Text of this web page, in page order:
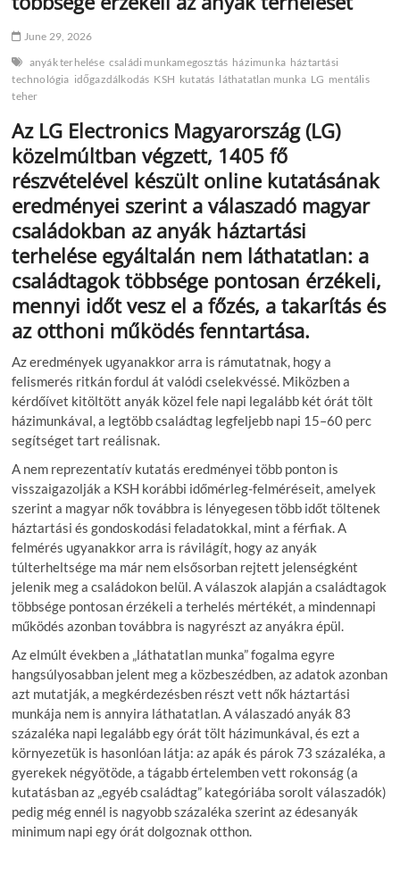
June 29, 2026
anyák terhelése családi munkamegosztás házimunka háztartási
technológia időgazdálkodás KSH kutatás láthatatlan munka LG mentális
teher
Az LG Electronics Magyarország (LG)
közelmúltban végzett, 1405 fő
részvételével készült online kutatásának
eredményei szerint a válaszadó magyar
családokban az anyák háztartási
terhelése egyáltalán nem láthatatlan: a
családtagok többsége pontosan érzékeli,
mennyi időt vesz el a főzés, a takarítás és
az otthoni működés fenntartása.
Az eredmények ugyanakkor arra is rámutatnak, hogy a
felismerés ritkán fordul át valódi cselekvéssé. Miközben a
kérdőívet kitöltött anyák közel fele napi legalább két órát tölt
házimunkával, a legtöbb családtag legfeljebb napi 15–60 perc
segítséget tart reálisnak.
A nem reprezentatív kutatás eredményei több ponton is
visszaigazolják a KSH korábbi időmérleg-felméréseit, amelyek
szerint a magyar nők továbbra is lényegesen több időt töltenek
háztartási és gondoskodási feladatokkal, mint a férfiak. A
felmérés ugyanakkor arra is rávilágít, hogy az anyák
túlterheltsége ma már nem elsősorban rejtett jelenségként
jelenik meg a családokon belül. A válaszok alapján a családtagok
többsége pontosan érzékeli a terhelés mértékét, a mindennapi
működés azonban továbbra is nagyrészt az anyákra épül.
Az elmúlt években a „láthatatlan munka” fogalma egyre
hangsúlyosabban jelent meg a közbeszédben, az adatok azonban
azt mutatják, a megkérdezésben részt vett nők háztartási
munkája nem is annyira láthatatlan. A válaszadó anyák 83
százaléka napi legalább egy órát tölt házimunkával, és ezt a
környezetük is hasonlóan látja: az apák és párok 73 százaléka, a
gyerekek négyötöde, a tágabb értelemben vett rokonság (a
kutatásban az „egyéb családtag” kategóriába sorolt válaszadók)
pedig még ennél is nagyobb százaléka szerint az édesanyák
minimum napi egy órát dolgoznak otthon.